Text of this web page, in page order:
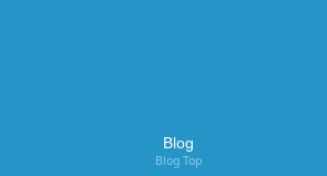
Blog
Blog Top